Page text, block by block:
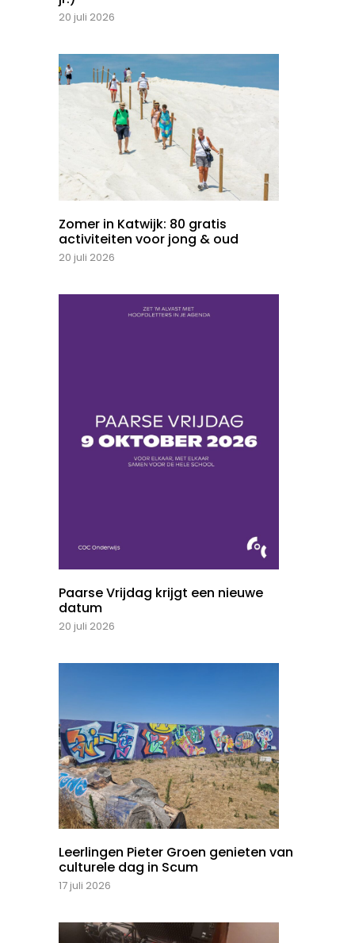
20 juli 2026
Zomer in Katwijk: 80 gratis
activiteiten voor jong & oud
20 juli 2026
Paarse Vrijdag krijgt een nieuwe
datum
20 juli 2026
Leerlingen Pieter Groen genieten van
culturele dag in Scum
17 juli 2026